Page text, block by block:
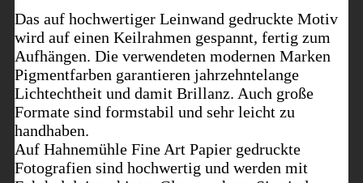
Das auf hochwertiger Leinwand gedruckte Motiv
wird auf einen Keilrahmen gespannt, fertig zum
Aufhängen. Die verwendeten modernen Marken
Pigmentfarben garantieren jahrzehntelange
Lichtechtheit und damit Brillanz. Auch große
Formate sind formstabil und sehr leicht zu
handhaben.
Auf Hahnemühle Fine Art Papier gedruckte
Fotografien sind hochwertig und werden mit